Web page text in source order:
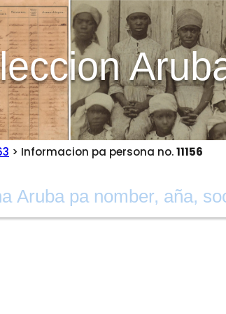
> Informacion pa persona no.11156